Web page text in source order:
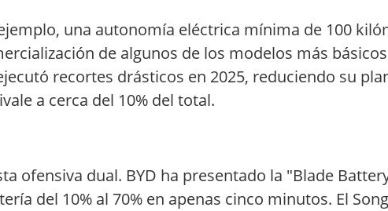
una autonomía eléctrica mínima de 100
de algunos de los modelos más
recortes drásticos en 2025, reduciendo su
a cerca del 10% del total.
ofensiva dual. BYD ha presentado la "Blade
del 10% al 70% en apenas cinco minutos. El